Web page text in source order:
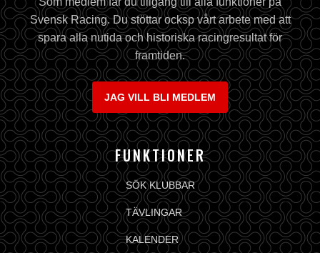
Svensk Racing. Du stöttar ocksp vårt arbete med att
spara alla nutida och historiska racingresultat för
framtiden.
JAG VILL BLI MEDLEM
FUNKTIONER
SÖK KLUBBAR
TÄVLINGAR
KALENDER